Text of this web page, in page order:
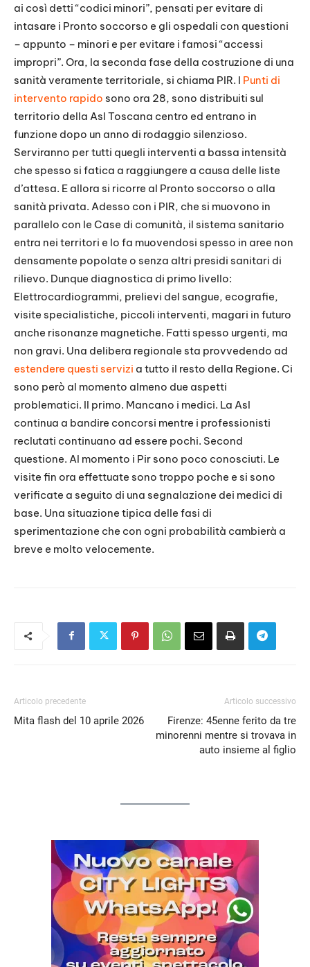
ai così detti “codici minori”, pensati per evitare di
intasare i Pronto soccorso e gli ospedali con questioni
– appunto – minori e per evitare i famosi “accessi
impropri”. Ora, la seconda fase della costruzione di una
sanità veramente territoriale, si chiama PIR. I Punti di
intervento rapido sono ora 28, sono distribuiti sul
territorio della Asl Toscana centro ed entrano in
funzione dopo un anno di rodaggio silenzioso.
Serviranno per tutti quegli interventi a bassa intensità
che spesso si fatica a raggiungere a causa delle liste
d’attesa. E allora si ricorre al Pronto soccorso o alla
sanità privata. Adesso con i PIR, che si muovono in
parallelo con le Case di comunità, il sistema sanitario
entra nei territori e lo fa muovendosi spesso in aree non
densamente popolate o senza altri presidi sanitari di
rilievo. Dunque diagnostica di primo livello:
Elettrocardiogrammi, prelievi del sangue, ecografie,
visite specialistiche, piccoli interventi, magari in futuro
anche risonanze magnetiche. Fatti spesso urgenti, ma
non gravi. Una delibera regionale sta provvedendo ad
estendere questi servizi a tutto il resto della Regione. Ci
sono però al momento almeno due aspetti
problematici. Il primo. Mancano i medici. La Asl
continua a bandire concorsi mentre i professionisti
reclutati continuano ad essere pochi. Second
questione. Al momento i Pir sono poco conosciuti. Le
visite fin ora effettuate sono troppo poche e si sono
verificate a seguito di una segnalazione dei medici di
base. Una situazione tipica delle fasi di
sperimentazione che con ogni probabilità cambierà a
breve e molto velocemente.
Articolo precedente
Mita flash del 10 aprile 2026
Articolo successivo
Firenze: 45enne ferito da tre
minorenni mentre si trovava in
auto insieme al figlio